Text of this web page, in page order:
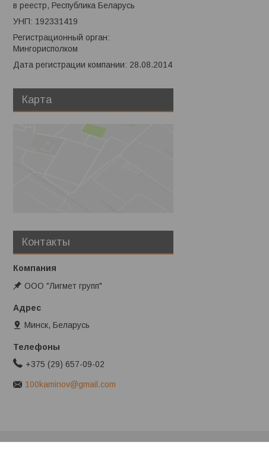
в реестр, Республика Беларусь
УНП: 192331419
Регистрационный орган:
Мингорисполком
Дата регистрации компании: 28.08.2014
Карта
Контакты
ООО "Лигмет групп"
Минск, Беларусь
+375 (29) 657-09-02
100kaminov@gmail.com